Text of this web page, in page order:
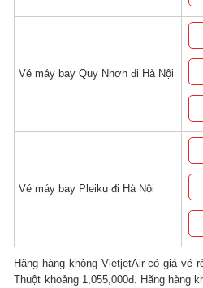
Vé máy bay Quy Nhơn đi Hà Nội
Vé máy bay Pleiku đi Hà Nội
Hãng hàng không VietjetAir có giá vé
Thuột khoảng 1,055,000đ. Hãng hàng